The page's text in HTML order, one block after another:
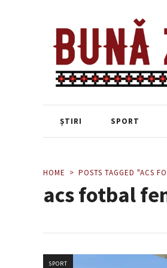
ȘTIRI SPORT
HOME POSTS TAGGED "ACS
acs fotbal
SPORT